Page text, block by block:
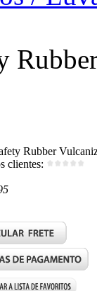
Rubber
clientes: